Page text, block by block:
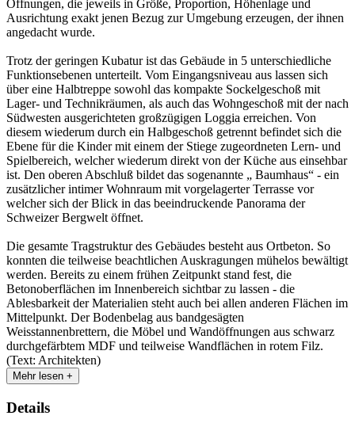
Öffnungen, die jeweils in Größe, Proportion, Höhenlage und
Ausrichtung exakt jenen Bezug zur Umgebung erzeugen, der ihnen
angedacht wurde.
Trotz der geringen Kubatur ist das Gebäude in 5 unterschiedliche
Funktionsebenen unterteilt. Vom Eingangsniveau aus lassen sich
über eine Halbtreppe sowohl das kompakte Sockelgeschoß mit
Lager- und Technikräumen, als auch das Wohngeschoß mit der nach
Südwesten ausgerichteten großzügigen Loggia erreichen. Von
diesem wiederum durch ein Halbgeschoß getrennt befindet sich die
Ebene für die Kinder mit einem der Stiege zugeordneten Lern- und
Spielbereich, welcher wiederum direkt von der Küche aus einsehbar
ist. Den oberen Abschluß bildet das sogenannte „ Baumhaus“ - ein
zusätzlicher intimer Wohnraum mit vorgelagerter Terrasse vor
welcher sich der Blick in das beeindruckende Panorama der
Schweizer Bergwelt öffnet.
Die gesamte Tragstruktur des Gebäudes besteht aus Ortbeton. So
konnten die teilweise beachtlichen Auskragungen mühelos bewältigt
werden. Bereits zu einem frühen Zeitpunkt stand fest, die
Betonoberflächen im Innenbereich sichtbar zu lassen - die
Ablesbarkeit der Materialien steht auch bei allen anderen Flächen im
Mittelpunkt. Der Bodenbelag aus bandgesägten
Weisstannenbrettern, die Möbel und Wandöffnungen aus schwarz
durchgefärbtem MDF und teilweise Wandflächen in rotem Filz.
(Text: Architekten)
Mehr lesen +
Details